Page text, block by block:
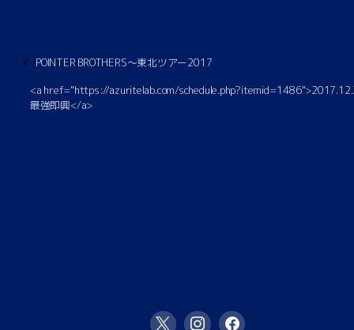
POINTER BROTHERS～東北ツアー2017
<a href="https://azuritelab.com/
最強即興</a>